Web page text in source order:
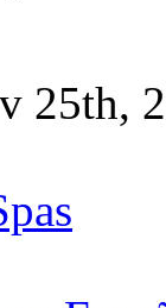
25th,